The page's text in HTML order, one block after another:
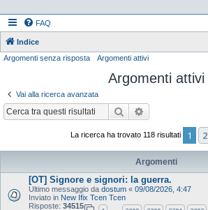
FAQ
Indice
Argomenti senza risposta Argomenti attivi
Argomenti attivi
Vai alla ricerca avanzata
Cerca
La ricerca ha trovato 118 risultati 1 2
Argomenti
[OT] Signore e signori: la guerra.
Ultimo messaggio da dostum « 09/08/2026, 4:47
Inviato in New Ifix Tcen Tcen
Risposte: 34515